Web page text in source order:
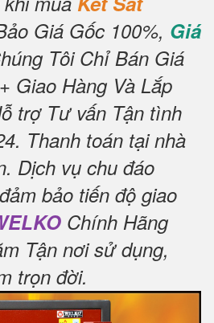
Giá Gốc 100%, Giá
Tôi Chỉ Bán Giá
Giao Hàng Và Lắp
trợ Tư vấn Tận tình
Thanh toán tại nhà
Dịch vụ chu đáo
bảo tiến độ giao
Chính Hãng
Tận nơi sử dụng,
trọn đời.